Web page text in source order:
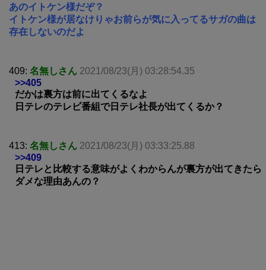
あのイトケン様だぞ？
イトケン様が居なけりゃお前らが気に入ってるサガの曲は
存在しないのだよ
409: 名無しさん 2021/08/23(月) 03:28:54.35
>>405
だかは裏方は前に出てくるなよ
日テレのテレビ番組で日テレ社長が出てくるか？
413: 名無しさん 2021/08/23(月) 03:33:25.88
>>409
日テレと比較する意味がよくわからんが裏方が出てきたら
ダメな理由あんの？